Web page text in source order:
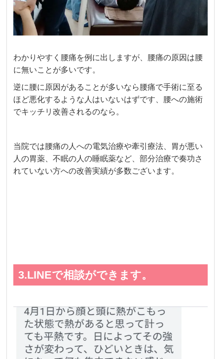
わかりやすく腰痛を例に出しますが、腰痛の原因は腰
に無いことが多いです。
逆に腰に原因があることが多いなら腰痛で手術に至る
ほど悪化するような人はいないはずです、腰への施術
でキッチリ改善されるのなら。
当院では腰痛の人への電気治療や牽引療法、胃が悪い
人の胃薬、不眠の人の睡眠薬など、部分治療で奏功さ
れていない方への改善実績が多数ございます。
3.LINEで相談ができます。